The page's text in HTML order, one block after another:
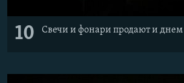
10 Свечи и фонари продают и